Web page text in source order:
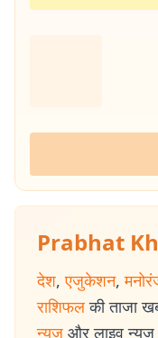
Prabhat
देश, एजुकेशन,
राशिफल की ताजा
न्यूज और लाइव